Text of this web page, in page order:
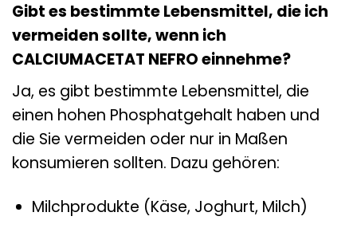
Gibt es bestimmte Lebensmittel, die ich
vermeiden sollte, wenn ich
CALCIUMACETAT NEFRO einnehme?
Ja, es gibt bestimmte Lebensmittel, die
einen hohen Phosphatgehalt haben und
die Sie vermeiden oder nur in Maßen
konsumieren sollten. Dazu gehören:
Milchprodukte (Käse, Joghurt, Milch)